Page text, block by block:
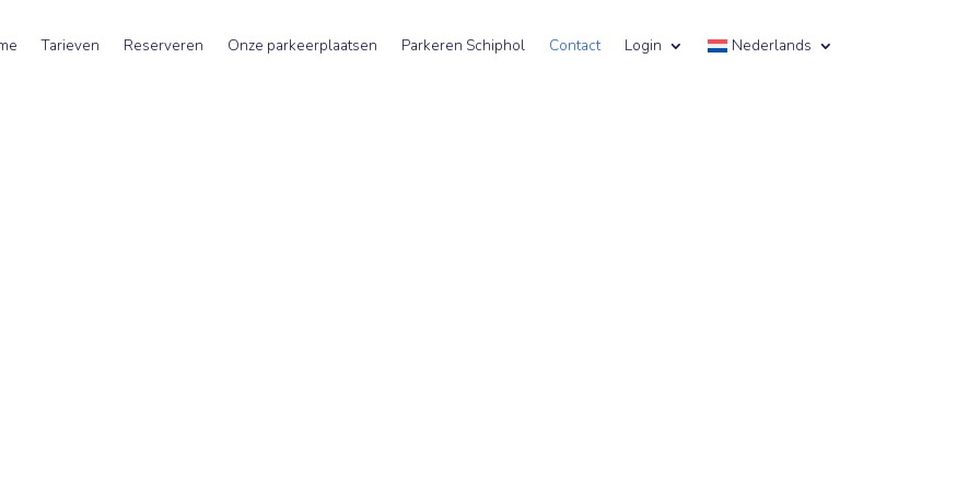
Tarieven Reserveren Onze parkeerplaatsen Parkeren Schiphol Contact Login Nederlands